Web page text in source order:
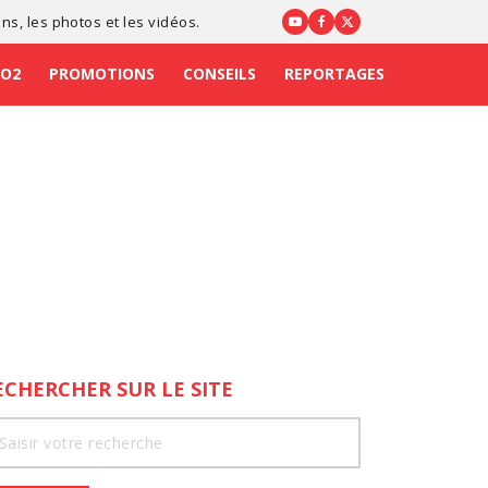
, les photos et les vidéos.
PROMOTIONS CONSEILS REPORTAGES
SUR LE SITE